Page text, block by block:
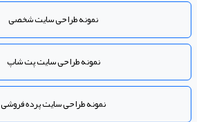
نمونه طراحی سایت شخصی
نمونه طراحی سایت پت شاپ
نمونه طراحی سایت پرده فروشی